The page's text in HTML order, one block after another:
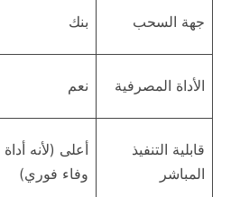
جهة السحب بنك
الأداة المصرفية نعم
قابلية التنفيذ
المباشر
أعلى (لأنه أداة
وفاء فوري)